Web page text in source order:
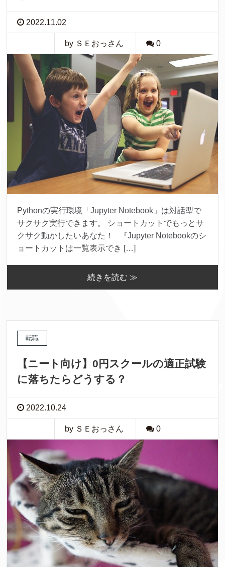
2022.11.02
by ＳＥおっさん 0
Pythonの実行環境「Jupyter Notebook」は対話型で
サクサク実行できます。 ショートカットでもっとサ
クサク動かしたいあなた！ 『Jupyter Notebookのシ
ョートカットは一覧表示でき […]
続きを読む ≫
転職
【ニート向け】0円スクールの適正試験
に落ちたらどうする？
2022.10.24
by ＳＥおっさん 0